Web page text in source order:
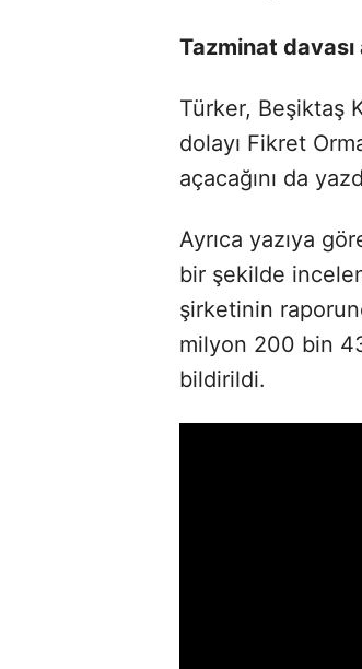
Tazminat davası
Türker, Beşiktaş
dolayı Fikret
açacağını da
Ayrıca yazıya
bir şekilde
şirketinin
milyon 200 bin
bildirildi.